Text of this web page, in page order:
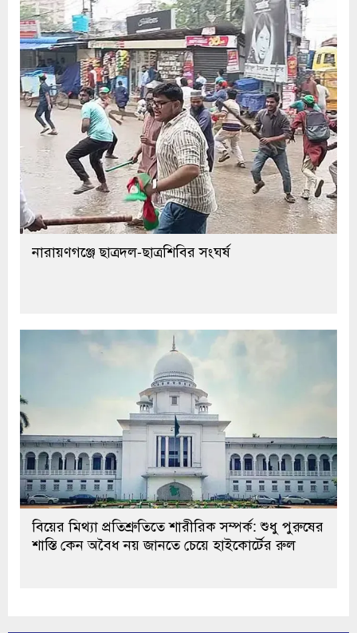
নারায়ণগঞ্জে ছাত্রদল-ছাত্রশিবির সংঘর্ষ
বিয়ের মিথ্যা প্রতিশ্রুতিতে শারীরিক সম্পর্ক: শুধু পুরুষের
শাস্তি কেন অবৈধ নয় জানতে চেয়ে হাইকোর্টের রুল